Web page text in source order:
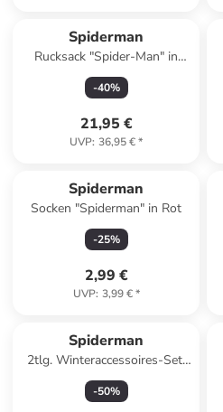
Spiderman
Rucksack "Spider-Man" in
Blau - (B)25,5 x (H)30,5 x
(T)10 cm
-40%
21,95 €
UVP: 36,95 €*
Spiderman
Socken "Spiderman" in Rot
-25%
2,99 €
UVP: 3,99 €*
Spiderman
2tlg. Winteraccessoires-Set:
"Spiderman" in Dunkelblau/
Grau
-50%